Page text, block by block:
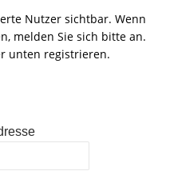
Nutzer sichtbar. Wenn
melden Sie sich bitte an.
unten registrieren.